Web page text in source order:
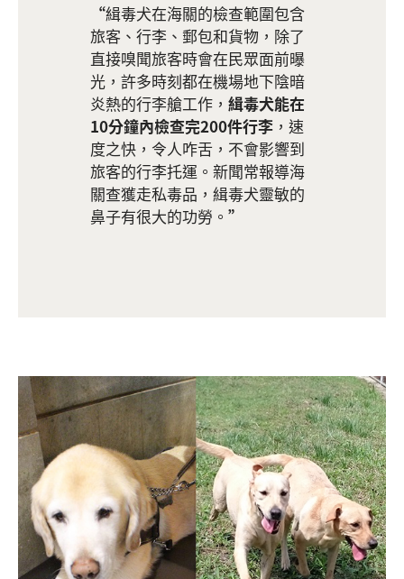
緝毒犬在海關的檢查範圍包含
旅客、行李、郵包和貨物，除了
直接嗅聞旅客時會在民眾面前曝
光，許多時刻都在機場地下陰暗
炎熱的行李艙工作， 緝毒犬能在
10分鐘內檢查完200件行李 ，速
度之快，令人咋舌，不會影響到
旅客的行李托運。新聞常報導海
關查獲走私毒品，緝毒犬靈敏的
鼻子有很大的功勞。